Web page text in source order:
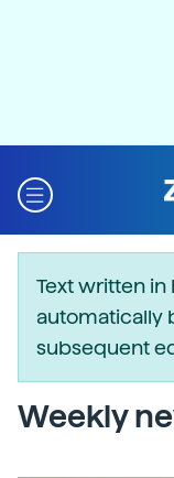
Text written in
automatically
subsequent
Weekly